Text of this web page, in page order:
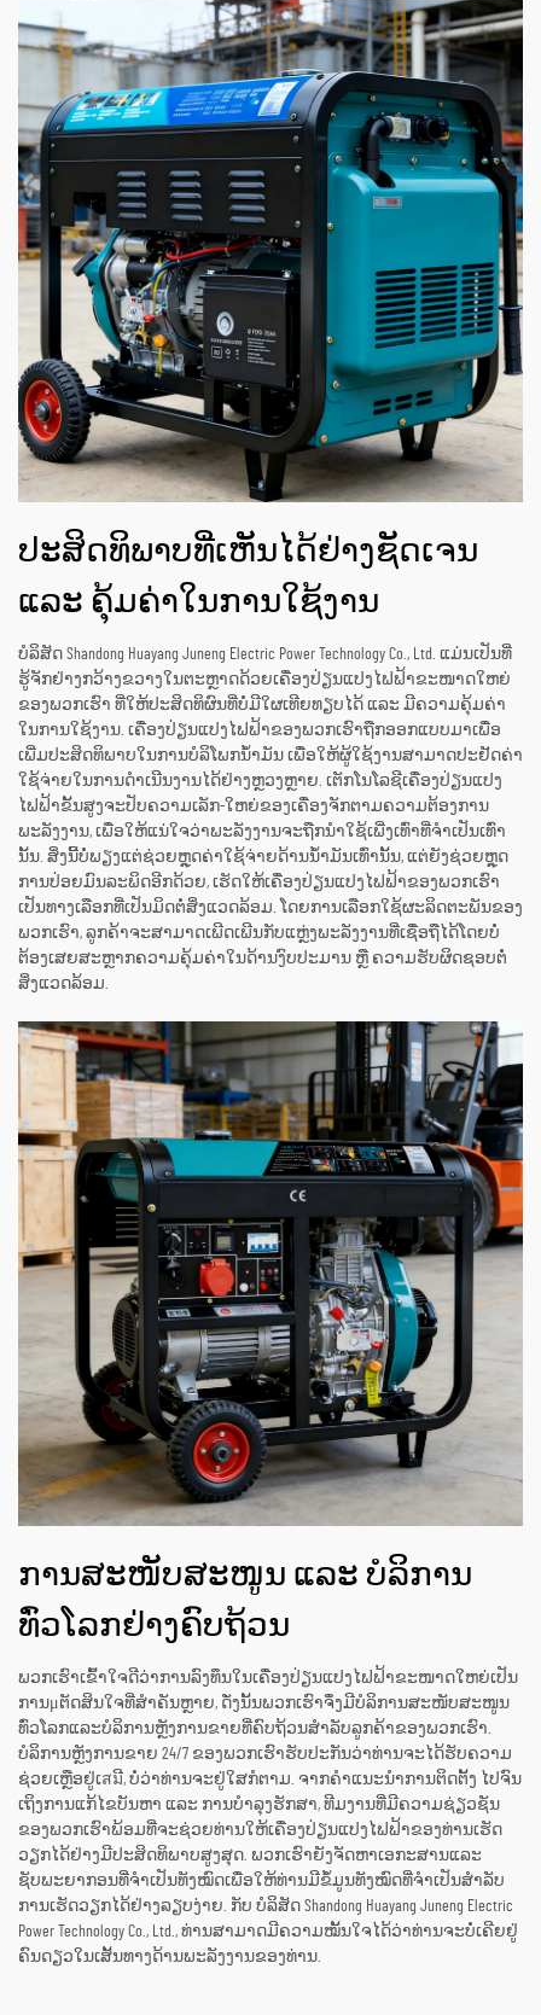
ປະສິດທິພາບທີ່ເຫັນໄດ້ຢ່າງຊັດເຈນ
ແລະ ຄຸ້ມຄ່າໃນການໃຊ້ງານ
ບໍລິສັດ Shandong Huayang Juneng Electric Power Technology Co., Ltd. ແມ່ນເປັນທີ່
ຮູ້ຈັກຢ່າງກວ້າງຂວາງໃນຕະຫຼາດດ້ວຍເຄື່ອງປ່ຽນແປງໄຟຟ້າຂະໜາດໃຫຍ່
ຂອງພວກເຮົາ ທີ່ໃຫ້ປະສິດທິຜົນທີ່ບໍ່ມີໃຜເທີຍທຽບໄດ້ ແລະ ມີຄວາມຄຸ້ມຄ່າ
ໃນການໃຊ້ງານ. ເຄື່ອງປ່ຽນແປງໄຟຟ້າຂອງພວກເຮົາຖືກອອກແບບມາເພື່ອ
ເພີ່ມປະສິດທິພາບໃນການບໍລິໂພກນ້ຳມັນ ເພື່ອໃຫ້ຜູ້ໃຊ້ງານສາມາດປະຢັດຄ່າ
ໃຊ້ຈ່າຍໃນການດຳເນີນງານໄດ້ຢ່າງຫຼວງຫຼາຍ. ເຕັກໂນໂລຊີເຄື່ອງປ່ຽນແປງ
ໄຟຟ້າຂັ້ນສູງຈະປັບຄວາມເລັກ-ໃຫຍ່ຂອງເຄື່ອງຈັກຕາມຄວາມຕ້ອງການ
ພະລັງງານ, ເພື່ອໃຫ້ແນ່ໃຈວ່າພະລັງງານຈະຖືກນຳໃຊ້ເພີ່ງເທົ່າທີ່ຈຳເປັນເທົ່າ
ນັ້ນ. ສິ່ງນີ້ບໍ່ພຽງແຕ່ຊ່ວຍຫຼຸດຄ່າໃຊ້ຈ່າຍດ້ານນ້ຳມັນເທົ່ານັ້ນ, ແຕ່ຍັງຊ່ວຍຫຼຸດ
ການປ່ອຍມົນລະພິດອີກດ້ວຍ, ເຮັດໃຫ້ເຄື່ອງປ່ຽນແປງໄຟຟ້າຂອງພວກເຮົາ
ເປັນທາງເລືອກທີ່ເປັນມິດຕໍ່ສິ່ງແວດລ້ອມ. ໂດຍການເລືອກໃຊ້ຜະລິດຕະພັນຂອງ
ພວກເຮົາ, ລູກຄ້າຈະສາມາດເພີດເພີນກັບແຫຼ່ງພະລັງງານທີ່ເຊື່ອຖືໄດ້ໂດຍບໍ່
ຕ້ອງເສຍສະຫຼາກຄວາມຄຸ້ມຄ່າໃນດ້ານງົບປະມານ ຫຼື ຄວາມຮັບຜິດຊອບຕໍ່
ສິ່ງແວດລ້ອມ.
ການສະໜັບສະໜູນ ແລະ ບໍລິການ
ທົ່ວໂລກຢ່າງຄົບຖ້ວນ
ພວກເຮົາເຂົ້າໃຈດີວ່າການລົງທຶນໃນເຄື່ອງປ່ຽນແປງໄຟຟ້າຂະໜາດໃຫຍ່ເປັນ
ການμຕັດສິນໃຈທີ່ສຳຄັນຫຼາຍ, ດັ່ງນັ້ນພວກເຮົາຈຶ່ງມີບໍລິການສະໜັບສະໜູນ
ທົ່ວໂລກແລະບໍລິການຫຼັງການຂາຍທີ່ຄົບຖ້ວນສຳລັບລູກຄ້າຂອງພວກເຮົາ.
ບໍລິການຫຼັງການຂາຍ 24/7 ຂອງພວກເຮົາຮັບປະກັນວ່າທ່ານຈະໄດ້ຮັບຄວາມ
ຊ່ວຍເຫຼືອຢູ່ເสมີ, ບໍ່ວ່າທ່ານຈະຢູ່ໃສກໍຕາມ. ຈາກຄຳແນະນຳການຕິດຕັ້ງ ໄປຈົນ
ເຖິງການແກ້ໄຂບັນຫາ ແລະ ການບໍາລຸງຮັກສາ, ທີມງານທີ່ມີຄວາມຊ່ຽວຊັນ
ຂອງພວກເຮົາພ້ອມທີ່ຈະຊ່ວຍທ່ານໃຫ້ເຄື່ອງປ່ຽນແປງໄຟຟ້າຂອງທ່ານເຮັດ
ວຽກໄດ້ຢ່າງມີປະສິດທິພາບສູງສຸດ. ພວກເຮົາຍັງຈັດຫາເອກະສານແລະ
ຊັບພະຍາກອນທີ່ຈຳເປັນທັງໝົດເພື່ອໃຫ້ທ່ານມີຂໍ້ມູນທັງໝົດທີ່ຈຳເປັນສຳລັບ
ການເຮັດວຽກໄດ້ຢ່າງລຽບງ່າຍ. ກັບ ບໍລິສັດ Shandong Huayang Juneng Electric
Power Technology Co., Ltd., ທ່ານສາມາດມີຄວາມໝັ້ນໃຈໄດ້ວ່າທ່ານຈະບໍ່ເຄີຍຢູ່
ຄົນດຽວໃນເສັ້ນທາງດ້ານພະລັງງານຂອງທ່ານ.